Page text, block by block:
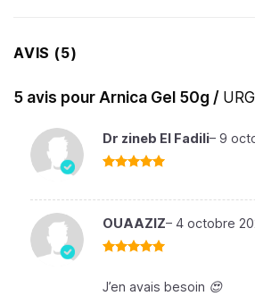
AVIS (5)
5 avis pourArnica Gel 50g /
Dr zineb El Fadili– 9
OUAAZIZ– 4 octobre
J’en avais besoin 😍